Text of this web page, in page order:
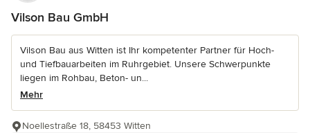
Vilson Bau GmbH
Vilson Bau aus Witten ist Ihr kompetenter Partner für Hoch-
und Tiefbauarbeiten im Ruhrgebiet. Unsere Schwerpunkte
liegen im Rohbau, Beton- un...
Mehr
Noellestraße 18, 58453 Witten